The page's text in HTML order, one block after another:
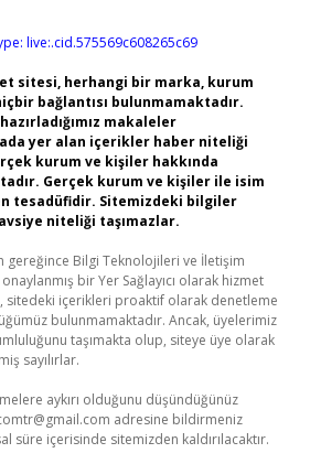
live:.cid.575569c608265c69
sitesi, herhangi bir marka, kurum
bağlantısı bulunmamaktadır.
makaleler
yer alan içerikler haber niteliği
kurum ve kişiler hakkında
Gerçek kurum ve kişiler ile isim
tesadüfidir. Sitemizdeki bilgiler
niteliği taşımazlar.
gereğince Bilgi Teknolojileri ve İletişim
bir Yer Sağlayıcı olarak hizmet
sitedeki içerikleri proaktif olarak denetleme
bulunmamaktadır. Ancak, üyelerimiz
taşımakta olup, siteye üye olarak
sayılırlar.
aykırı olduğunu düşündüğünüz
adresine bildirmeniz
süre içerisinde sitemizden kaldırılacaktır.